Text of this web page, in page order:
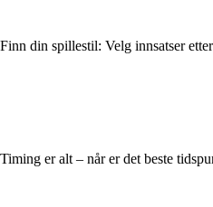
Finn din spillestil: Velg innsatser
Timing er alt – når er det beste